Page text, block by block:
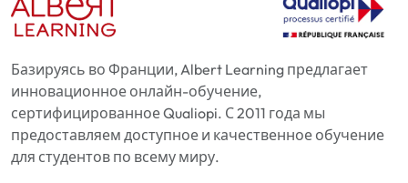
Базируясь во Франции, Albert Learning предлагает
инновационное онлайн-обучение,
сертифицированное Qualiopi. С 2011 года мы
предоставляем доступное и качественное обучение
для студентов по всему миру.